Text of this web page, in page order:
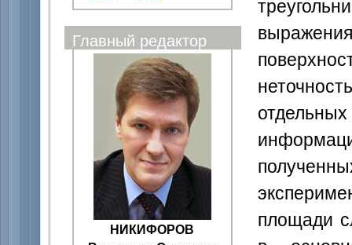
Главный редактор
НИКИФОРОВ
площади